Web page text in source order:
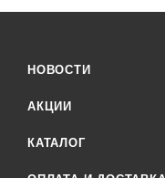
НОВОСТИ
АКЦИИ
КАТАЛОГ